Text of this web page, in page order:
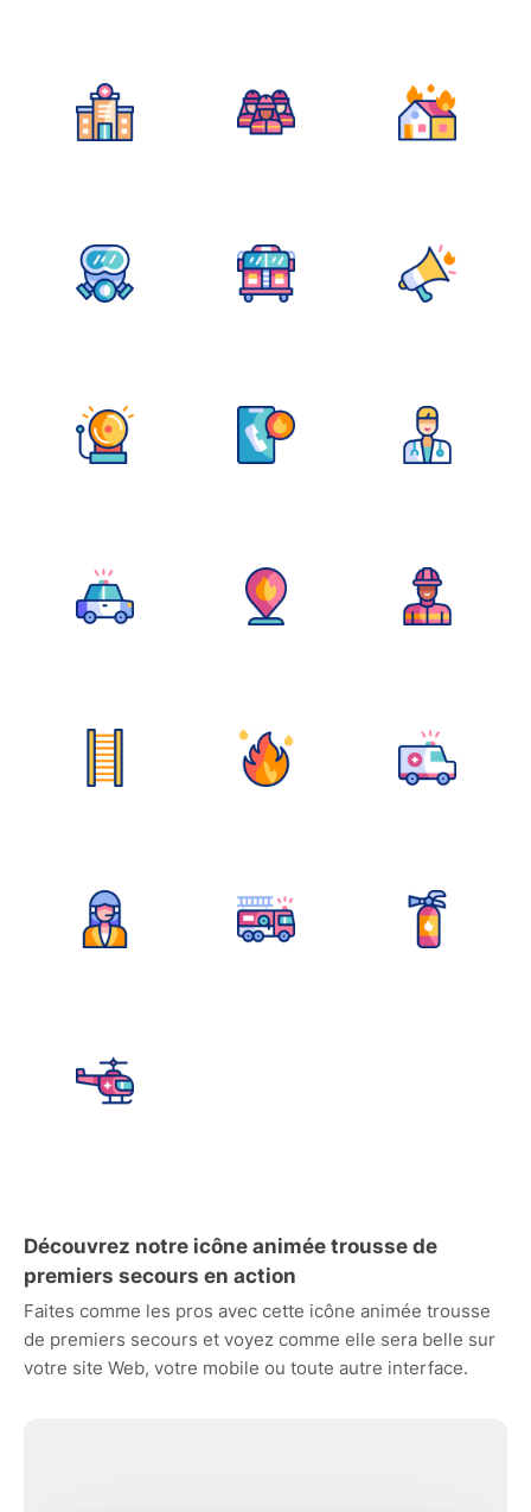
Découvrez notre icône animée trousse de
premiers secours en action
Faites comme les pros avec cette icône animée trousse
de premiers secours et voyez comme elle sera belle sur
votre site Web, votre mobile ou toute autre interface.